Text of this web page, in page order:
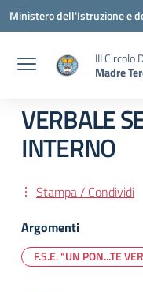
Vai ai contenuti
Vai al menu di navigazione
Vai al footer
Ministero dell'Istruzione e
III Circolo
Madre
VERBALE
INTERNO
Stampa / Condividi
Argomenti
F.S.E. "UN PON...TE